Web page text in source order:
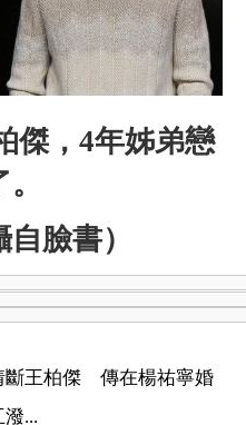
傑， 4年姊弟戀
自臉書）
斷王柏傑 傳在楊祐寧婚
...